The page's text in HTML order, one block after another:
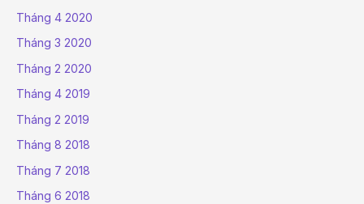
Tháng 4 2020
Tháng 3 2020
Tháng 2 2020
Tháng 4 2019
Tháng 2 2019
Tháng 8 2018
Tháng 7 2018
Tháng 6 2018